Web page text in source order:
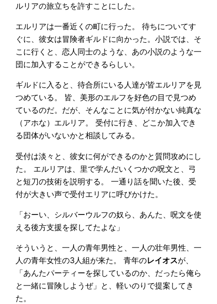
ルリアの旅立ちを許すことにした。
エルリアは一番近くの町に行った。 待ちについてす
ぐに、彼女は冒険者ギルドに向かった。小説では、そ
こに行くと、恋人同士のような、あの小説のような一
団に加入することができるらしい。
ギルドに入ると、待合所にいる人達が皆エルリアを見
つめている。 皆、美形のエルフを好色の目で見つめ
ているのだ。だが、そんなことに気が付かない純真な
（アホな）エルリア。 受付に行き、どこか加入でき
る団体がいないかと相談してみる。
受付は淡々と、彼女に何ができるのかと質問攻めにし
た。 エルリアは、里で学んだいくつかの呪文と、弓
と短刀の技術を説明する。 一通り話を聞いた後、受
付が大きい声で受付エリアに呼びかけた。
「おーい、シルバーウルフの奴ら、あんた、呪文を使
える後方支援を探してたよな」
そういうと、一人の青年男性と、一人の壮年男性、一
人の青年女性の3人組が来た。 青年のレイオスが、
「あんたパーティーを探しているのか、だったら俺ら
と一緒に冒険しようぜ」と、軽いのりで提案してき
た。